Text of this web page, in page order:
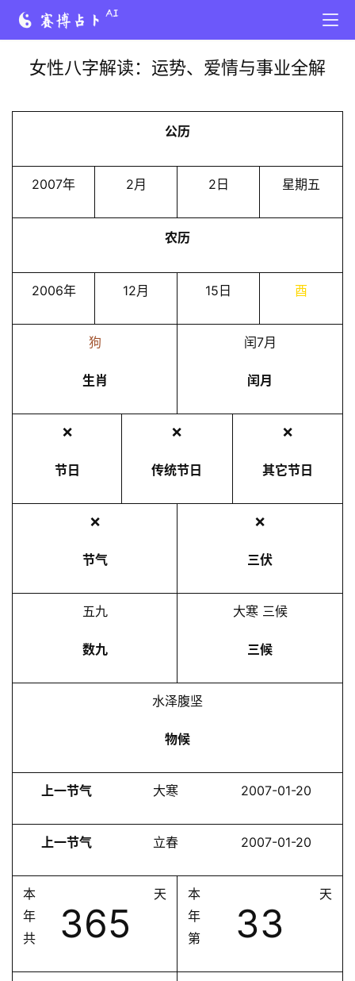
女性八字解读：运势、爱情与事业全解
公历
2007年 2月 2日 星期五
农历
2006年 12月 15日 酉
狗
生肖
闰7月
闰月
❌
节日
❌
传统节日
❌
其它节日
❌
节气
❌
三伏
五九
数九
大寒 三候
三候
水泽腹坚
物候
上一节气 大寒 2007-01-20
上一节气 立春 2007-01-20
本
年
共
365
天
本
年
第
33
天